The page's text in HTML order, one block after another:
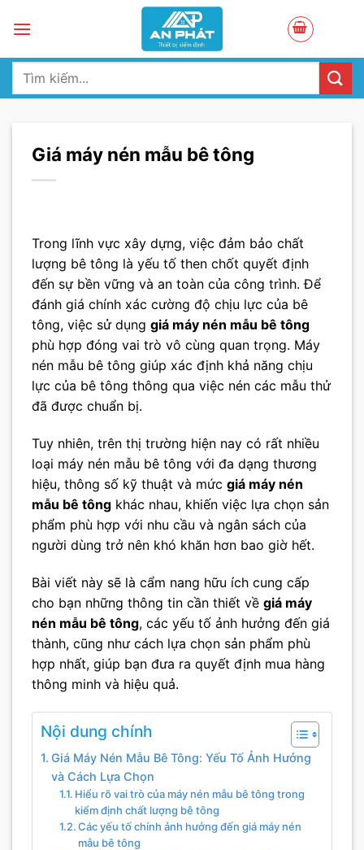
Tìm
Giá máy nén mẫu bê tông
Trong lĩnh vực xây dựng, việc đảm bảo chất
lượng bê tông là yếu tố then chốt quyết định
đến sự bền vững và an toàn của công trình. Để
đánh giá chính xác cường độ chịu lực của bê
tông, việc sử dụng giá máy nén mẫu bê tông
phù hợp đóng vai trò vô cùng quan trọng. Máy
nén mẫu bê tông giúp xác định khả năng chịu
lực của bê tông thông qua việc nén các mẫu thử
đã được chuẩn bị.
Tuy nhiên, trên thị trường hiện nay có rất nhiều
loại máy nén mẫu bê tông với đa dạng thương
hiệu, thông số kỹ thuật và mức giá máy nén
mẫu bê tông khác nhau, khiến việc lựa chọn sản
phẩm phù hợp với nhu cầu và ngân sách của
người dùng trở nên khó khăn hơn bao giờ hết.
Bài viết này sẽ là cẩm nang hữu ích cung cấp
cho bạn những thông tin cần thiết về giá máy
nén mẫu bê tông, các yếu tố ảnh hưởng đến giá
thành, cũng như cách lựa chọn sản phẩm phù
hợp nhất, giúp bạn đưa ra quyết định mua hàng
thông minh và hiệu quả.
Nội dung chính
Giá Máy Nén Mẫu Bê Tông: Yếu Tố Ảnh Hưởng
và Cách Lựa Chọn
Hiểu rõ vai trò của máy nén mẫu bê tông trong
kiểm định chất lượng bê tông
Các yếu tố chính ảnh hưởng đến giá máy nén
mẫu bê tông